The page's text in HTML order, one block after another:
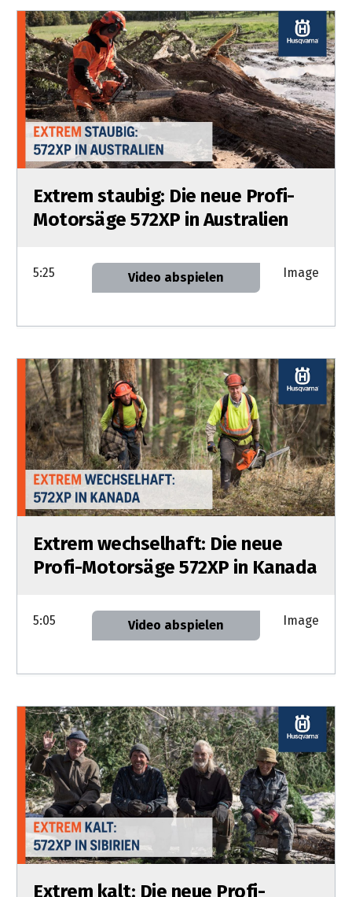
Extrem staubig: Die neue Profi-
Motorsäge 572XP in Australien
5:25 Video abspielen Image
Extrem wechselhaft: Die neue
Profi-Motorsäge 572XP in Kanada
5:05 Video abspielen Image
Extrem kalt: Die neue Profi-